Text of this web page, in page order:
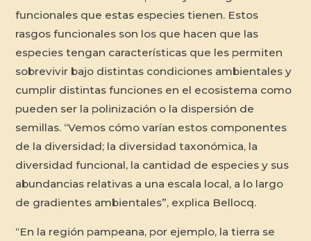
funcionales que estas especies tienen. Estos
rasgos funcionales son los que hacen que las
especies tengan características que les permiten
sobrevivir bajo distintas condiciones ambientales y
cumplir distintas funciones en el ecosistema como
pueden ser la polinización o la dispersión de
semillas. “Vemos cómo varían estos componentes
de la diversidad; la diversidad taxonómica, la
diversidad funcional, la cantidad de especies y sus
abundancias relativas a una escala local, a lo largo
de gradientes ambientales”, explica Bellocq.
“En la región pampeana, por ejemplo, la tierra se